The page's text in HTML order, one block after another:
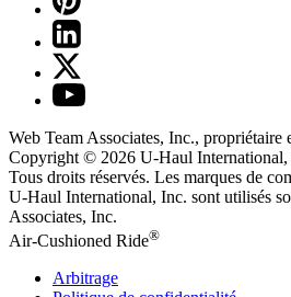
Web Team Associates, Inc., propriétaire
Copyright © 2026 U-Haul International,
Tous droits réservés. Les marques de
U-Haul International, Inc. sont utilisés
Associates, Inc.
Air-Cushioned Ride®
Arbitrage